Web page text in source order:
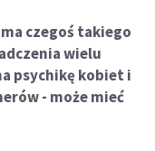
czegoś takiego
wielu
psychikę kobiet i
- może mieć